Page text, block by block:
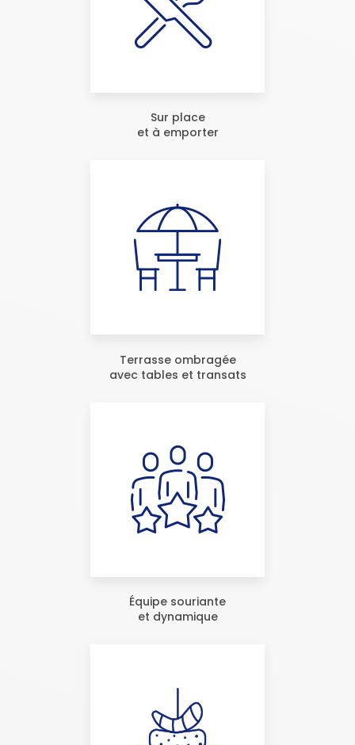
Sur place
et à emporter
Terrasse ombragée
avec tables et transats
Équipe souriante
et dynamique